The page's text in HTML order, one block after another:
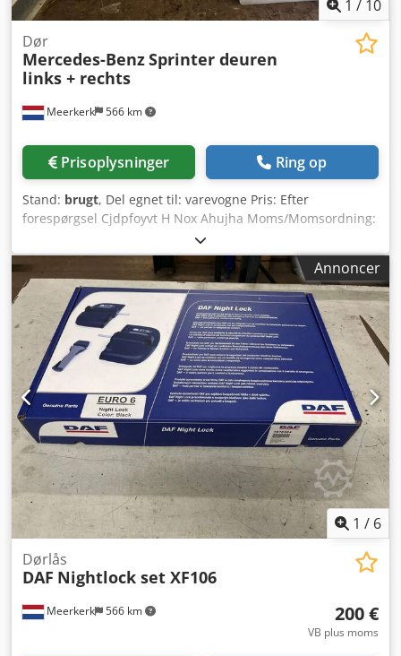
1 / 10
Meerkerk 566 km
Dør
Mercedes-BenzSprinter deuren
links + rechts
Prisoplysninger Ring op
Stand: brugt, Del egnet til: varevogne Pris: Efter
forespørgsel Cjdpfoyvt H Nox Ahujha Moms/Momsordning:
Annoncer
1 / 6
Meerkerk 566 km
Dørlås
DAF Nightlock set XF106
200 €
VB plus moms